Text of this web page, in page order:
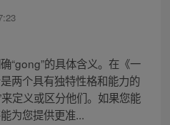
“gong”的具体含义。在《一
两个具有独特性格和能力的
定义或区分他们。如果您能
为您提供更准...